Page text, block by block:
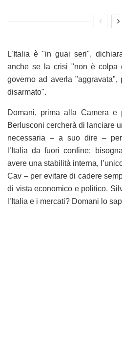
L’Italia è "in guai seri",
anche se la crisi "non è colpa
governo ad averla
disarmato".
Domani, prima alla Camera
Berlusconi cercherà di lanciare
necessaria – a suo dire –
l’Italia da fuori confine:
avere una stabilità interna,
Cav – per evitare di cadere
di vista economico e politico.
l’Italia e i mercati? Domani lo